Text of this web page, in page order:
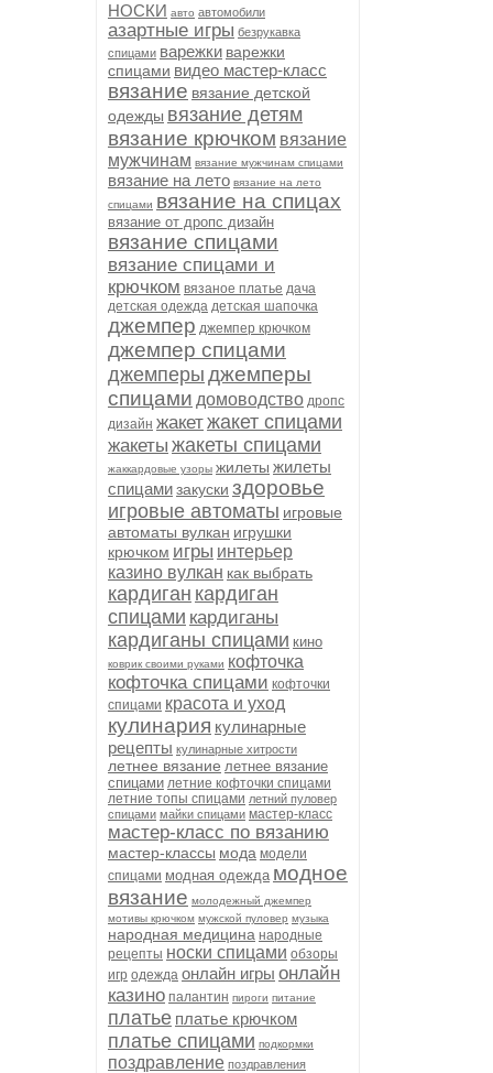
НОСКИ авто автомобили
азартные игры безрукавка
спицами варежки варежки
спицами видео мастер-класс
вязание вязание детской
одежды вязание детям
вязание крючком вязание
мужчинам вязание мужчинам спицами
вязание на лето вязание на лето
спицами вязание на спицах
вязание от дропс дизайн
вязание спицами
вязание спицами и
крючком вязаное платье дача
детская одежда детская шапочка
джемпер джемпер крючком
джемпер спицами
джемперы джемперы
спицами домоводство дропс
дизайн жакетжакет спицами
жакеты жакеты спицами
жаккардовые узоры жилеты жилеты
спицамизакуски здоровье
игровые автоматы игровые
автоматы вулкан игрушки
крючком игры интерьер
казино вулкан как выбрать
кардиган кардиган
спицами кардиганы
кардиганы спицами кино
коврик своими руками кофточка
кофточка спицами кофточки
спицами красота и уход
кулинария кулинарные
рецепты кулинарные хитрости
летнее вязание летнее вязание
спицами летние кофточки спицами
летние топы спицами летний пуловер
спицами майки спицами мастер-класс
мастер-класс по вязанию
мастер-классы мода модели
спицами модная одежда модное
вязание молодежный джемпер
мотивы крючком мужской пуловер музыка
народная медицина народные
рецепты носки спицами обзоры
игр одежда онлайн игры онлайн
казино палантин пироги питание
платье платье крючком
платье спицами подкормки
поздравление поздравления